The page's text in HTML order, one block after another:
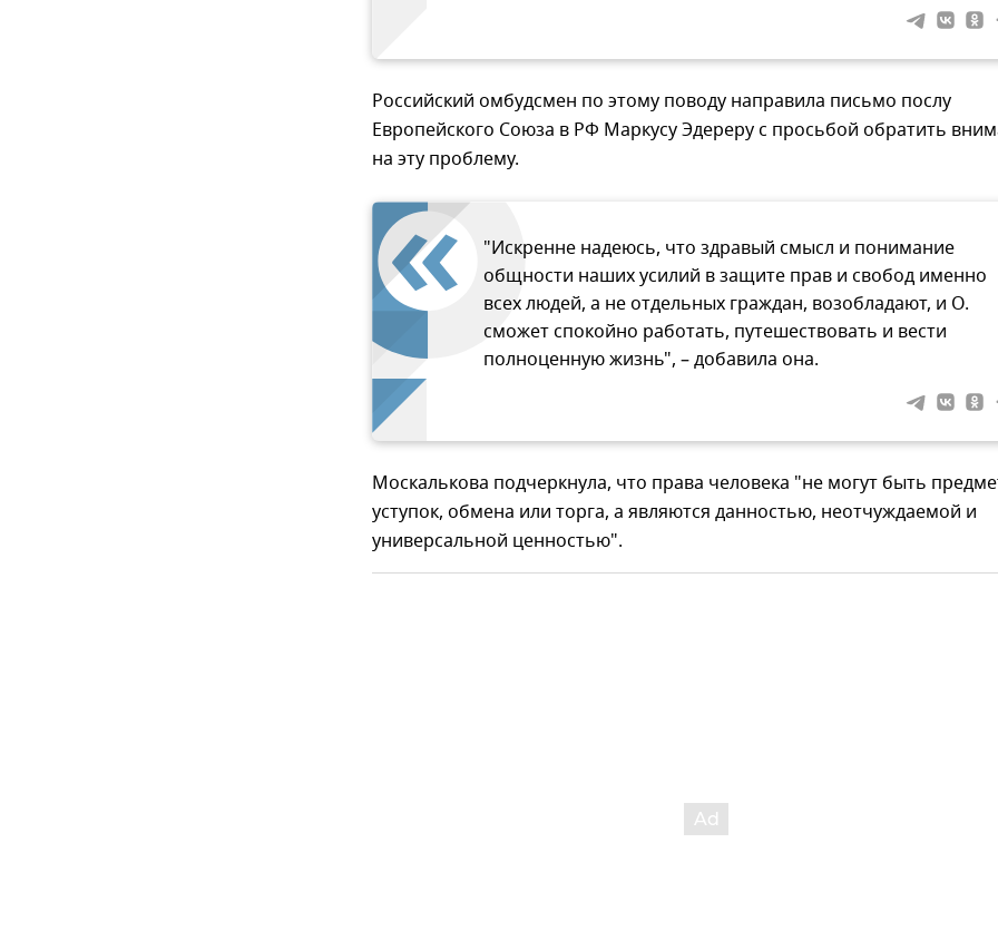
Российский омбудсмен по этому поводу направила письмо послу
Европейского Союза в РФ Маркусу Эдереру с просьбой обратить
на эту проблему.
"Искренне надеюсь, что здравый смысл и понимание
общности наших усилий в защите прав и свобод именно
всех людей, а не отдельных граждан, возобладают, и О.
сможет спокойно работать, путешествовать и вести
полноценную жизнь", – добавила она.
Москалькова подчеркнула, что права человека "не могут быть
уступок, обмена или торга, а являются данностью, неотчуждаемой и
универсальной ценностью".